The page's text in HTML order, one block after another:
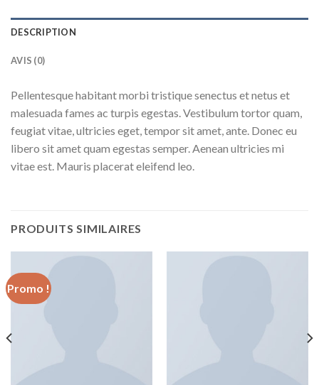
DESCRIPTION
AVIS (0)
Pellentesque habitant morbi tristique senectus et netus et
malesuada fames ac turpis egestas. Vestibulum tortor quam,
feugiat vitae, ultricies eget, tempor sit amet, ante. Donec eu
libero sit amet quam egestas semper. Aenean ultricies mi
vitae est. Mauris placerat eleifend leo.
PRODUITS SIMILAIRES
Promo !